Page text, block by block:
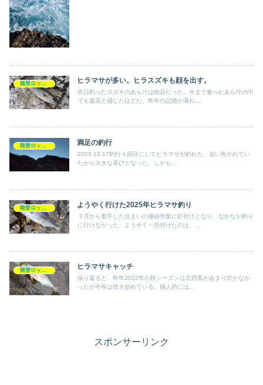
能登ロックショア釣行記 ヒラマサが多い。ヒラスズキも顔を出す。
先日釣ったスズキのあら汁は絶品だった。今まで食べたあら汁の中
でも最高と感じたほどだ。昨年の記憶が薄れ...
能登ロックショア釣行記 満足の釣行
2025.10.17釣行４回目にしてヒラマサが釣れた。追い焦がれてい
たから大きな喜びとなった。しかも...
ようやく行けた2025年ヒラマサ釣り
３月から着手した住まいの修繕作業に釘付けとなり、なかなか釣り
に行けなかった。ようやく一息付けたのは、...
ヒラマサキャッチ
振り返ると、昨年2022年の秋シーズンは北西風があまり吹かなか
ったが今年は吹き始めている。個人的には...
スポンサーリンク